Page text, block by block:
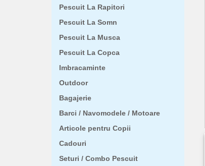
Pescuit La Rapitori
Pescuit La Somn
Pescuit La Musca
Pescuit La Copca
Imbracaminte
Outdoor
Bagajerie
Barci / Navomodele / Motoare
Articole pentru Copii
Cadouri
Seturi / Combo Pescuit